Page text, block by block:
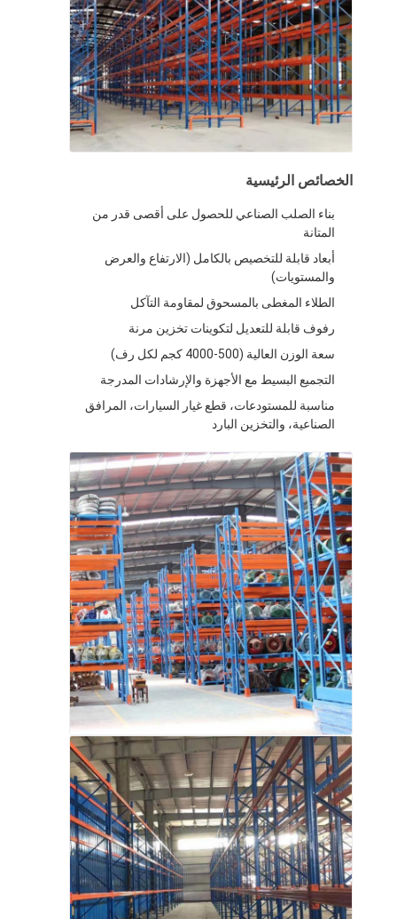
رفوف المستودعات
رف تخزين المستودعات
الأرفف ناتئ
ادفع الأرفف للخلف
قد في الأرفف
أرفف ممر ضيق جدا
منصة الهيكل الصلب
المنصات الصلب
منصات ألومنيوم
صندوق المواد المعدنية
قفصات الأسلاك
الخصائص الرئيسية
بناء الصلب الصناعي للحصول على أقصى قدر من
المتانة
أبعاد قابلة للتخصيص بالكامل (الارتفاع والعرض
والمستويات)
الطلاء المغطى بالمسحوق لمقاومة التآكل
رفوف قابلة للتعديل لتكوينات تخزين مرنة
سعة الوزن العالية (500-4000 كجم لكل رف)
التجميع البسيط مع الأجهزة والإرشادات المدرجة
مناسبة للمستودعات، قطع غيار السيارات، المرافق
الصناعية، والتخزين البارد